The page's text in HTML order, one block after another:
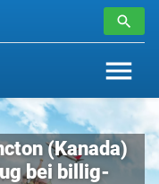
(Kanada)
bei billig-